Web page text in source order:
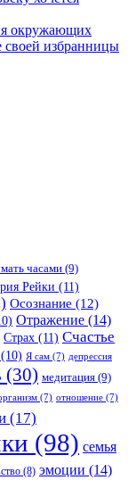
окружающих
избранницы
часами(9)
Рейки (11)
Осознание (12)
Отражение (14)
Страх (11) Счастье
(10) Я сам (7) депрессия
(30) медитация (9)
(7) отношение (7)
(17)
(98) семья
(8) эмоции (14)